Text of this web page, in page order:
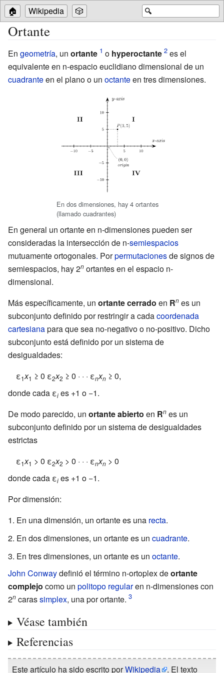
🔍
🏠 Wikipedia 🎲
Ortante
En geometría, un ortante o hyperoctante
es el
equivalente en n-espacio euclidiano dimensional de un
cuadranteen el plano o un octanteen tres dimensiones.
En dos dimensiones, hay 4 ortantes
(llamado cuadrantes)
En general un ortante en n-dimensiones pueden ser
consideradas la intersección de n-semiespacios
mutuamente ortogonales. Porpermutacionesde signos de
semiespacios, hay 2n ortantes en el espacio n-
dimensional.
Más específicamente, un ortante cerrado en Rn es un
subconjunto definido por restringir a cadacoordenada
cartesianapara que sea no-negativo o no-positivo. Dicho
subconjunto está definido por un sistema de
desigualdades:
ε1x1 ≥ 0 ε2x2 ≥ 0 · · · εnxn ≥ 0,
donde cada εi es +1 o −1.
De modo parecido, un ortante abierto en Rn es un
subconjunto definido por un sistema de desigualdades
estrictas
ε1x1 > 0 ε2x2 > 0 · · · εnxn > 0
donde cada εi es +1 o −1.
Por dimensión:
En una dimensión, un ortante es una recta.
En dos dimensiones, un ortante es un cuadrante.
En tres dimensiones, un ortante es un octante.
John Conwaydefinió el término n-ortoplex deortante
complejo como un politopo regularen n-dimensiones con
2n carassimplex, una por ortante.
Véase también
Referencias
Este artículo ha sido escrito porWikipedia . El texto